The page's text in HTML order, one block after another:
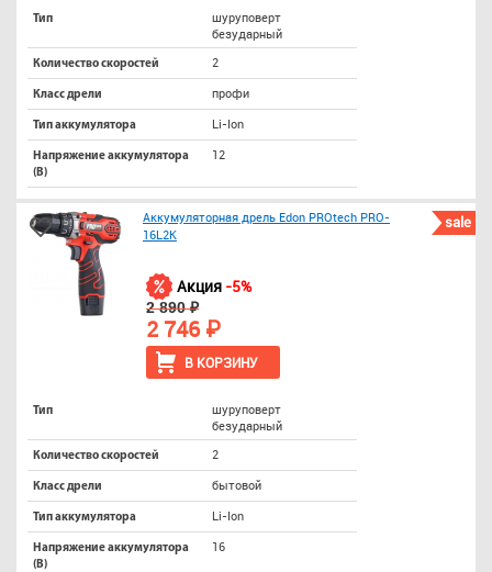
Тип
шуруповерт
безударный
Количество скоростей 2
Класс дрели профи
Тип аккумулятора Li-Ion
Напряжение аккумулятора
(В)
12
sale
Аккумуляторная дрель Edon PROtech PRO-
16L2K
В КОРЗИНУ
Акция -5%
2 890 ₽
2 746 ₽
Тип
шуруповерт
безударный
Количество скоростей 2
Класс дрели бытовой
Тип аккумулятора Li-Ion
Напряжение аккумулятора
(В)
16